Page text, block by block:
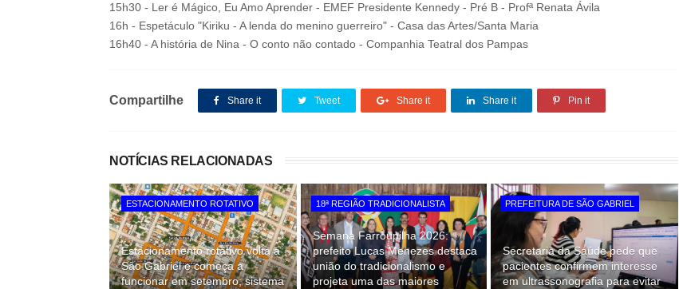
15h30 - Ler é Mágico, Eu Amo Aprender - EMEF Presidente Kennedy - Pré B - Profª Renata Ávila
16h - Espetáculo "Kiriku - A lenda do menino guerreiro" - Casa das Artes/Santa Maria
16h40 - A história de Nina - O conto não contado - Companhia Teatral dos Pampas
Compartilhe Share it Tweet Share it Share it Pin it
NOTÍCIAS RELACIONADAS
ESTACIONAMENTO ROTATIVO
Estacionamento rotativo volta a
São Gabriel e começa a
funcionar em setembro; sistema
18ª REGIÃO TRADICIONALISTA
Semana Farroupilha 2026:
prefeito Lucas Menezes destaca
união do tradicionalismo e
projeta uma das maiores
PREFEITURA DE SÃO GABRIEL
Secretaria da Saúde pede que
pacientes confirmem interesse
em ultrassonografia para evitar